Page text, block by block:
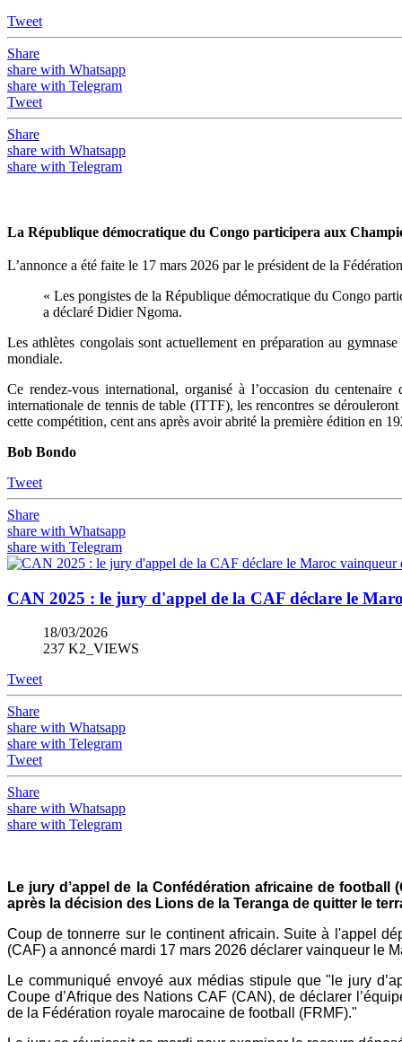
Tweet
Share
share with Whatsapp
share with Telegram
Tweet
Share
share with Whatsapp
share with Telegram
La République démocratique du Congo participera aux
L’annonce a été faite le 17 mars 2026 par le président de la
« Les pongistes de la République démocratique du Congo
a déclaré Didier Ngoma.
Les athlètes congolais sont actuellement en préparation au
mondiale.
Ce rendez-vous international, organisé à l’occasion du
internationale de tennis de table (ITTF), les rencontres se
cette compétition, cent ans après avoir abrité la première édition en
Bob Bondo
Tweet
Share
share with Whatsapp
share with Telegram
CAN 2025 : le jury d'appel de la CAF déclare le
18/03/2026
237 K2_VIEWS
Tweet
Share
share with Whatsapp
share with Telegram
Tweet
Share
share with Whatsapp
share with Telegram
Le jury d’appel de la Confédération africaine de
après la décision des Lions de la Teranga de quitter le
Coup de tonnerre sur le continent africain. Suite à l'appel
(CAF) a annoncé mardi 17 mars 2026 déclarer vainqueur le
Le communiqué envoyé aux médias stipule que "le jury
Coupe d’Afrique des Nations CAF (CAN), de déclarer
de la Fédération royale marocaine de football (FRMF)."